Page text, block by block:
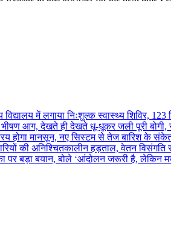
में लगाया निःशुल्क स्वास्थ्य शिविर, 123
आग, देखते ही देखते धू-धूकर जली पूरी बोगी,
होगा मानसून, नए सिस्टम से तेज बारिश के
की अनिश्चितकालीन हड़ताल, वेतन विसंगति
पर बड़ा बयान, बोले ‘आंदोलन जरूरी है, लेकिन